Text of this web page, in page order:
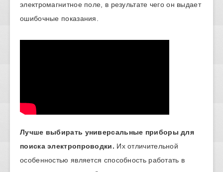
электромагнитное поле, в результате чего он выдает
ошибочные показания.
Лучше выбирать универсальные приборы для
поиска электропроводки. Их отличительной
особенностью является способность работать в